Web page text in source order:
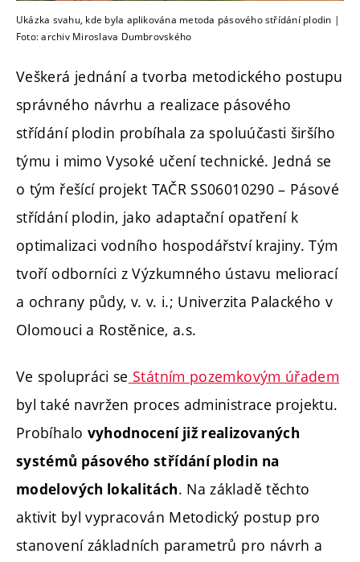
Ukázka svahu, kde byla aplikována metoda pásového střídání plodin |
Foto: archiv Miroslava Dumbrovského
Veškerá jednání a tvorba metodického postupu
správného návrhu a realizace pásového
střídání plodin probíhala za spoluúčasti širšího
týmu i mimo Vysoké učení technické. Jedná se
o tým řešící projekt TAČR SS06010290 – Pásové
střídání plodin, jako adaptační opatření k
optimalizaci vodního hospodářství krajiny. Tým
tvoří odborníci z Výzkumného ústavu meliorací
a ochrany půdy, v. v. i.; Univerzita Palackého v
Olomouci a Rostěnice, a.s.
Ve spolupráci se Státním pozemkovým úřadem
byl také navržen proces administrace projektu.
Probíhalo vyhodnocení již realizovaných
systémů pásového střídání plodin na
modelových lokalitách. Na základě těchto
aktivit byl vypracován Metodický postup pro
stanovení základních parametrů pro návrh a